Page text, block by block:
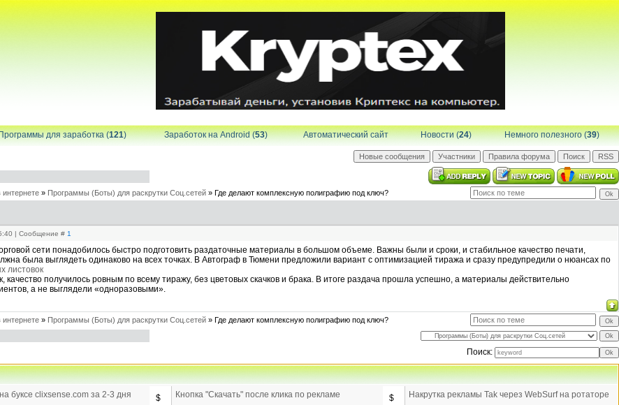
для заработка (121) Заработок на Android (53) Автоматический сайт Новости (24) Немного полезного (39)
» Программы (Боты) для раскрутки Соц.сетей » Где делают комплексную полиграфию под ключ?
| Сообщение # 1
сети понадобилось быстро подготовить раздаточные материалы в большом объеме. Важны были и сроки, и стабильное качество печати,
была выглядеть одинаково на всех точках. В Автограф в Тюмени предложили вариант с оптимизацией тиража и сразу предупредили о нюансах по
листовок
качество получилось ровным по всему тиражу, без цветовых скачков и брака. В итоге раздача прошла успешно, а материалы действительно
а не выглядели «одноразовыми».
» Программы (Боты) для раскрутки Соц.сетей » Где делают комплексную полиграфию под ключ?
Поиск:
буксе clixsense.com за 2-3 дня $ Кнопка "Скачать" после клика по рекламе $ Накрутка рекламы Tak через WebSurf на ротаторе